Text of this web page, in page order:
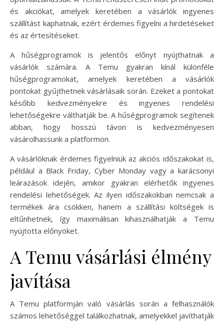
és akciókat, amelyek keretében a vásárlók ingyenes
szállítást kaphatnak, ezért érdemes figyelni a hirdetéseket
és az értesítéseket.
A hűségprogramok is jelentős előnyt nyújthatnak a
vásárlók számára. A Temu gyakran kínál különféle
hűségprogramokat, amelyek keretében a vásárlók
pontokat gyűjthetnek vásárlásaik során. Ezeket a pontokat
később kedvezményekre és ingyenes rendelési
lehetőségekre válthatják be. A hűségprogramok segítenek
abban, hogy hosszú távon is kedvezményesen
vásárolhassunk a platformon.
A vásárlóknak érdemes figyelniük az akciós időszakokat is,
például a Black Friday, Cyber Monday vagy a karácsonyi
leárazások idején, amikor gyakran elérhetők ingyenes
rendelési lehetőségek. Az ilyen időszakokban nemcsak a
termékek ára csökken, hanem a szállítási költségek is
eltűnhetnek, így maximálisan kihasználhatják a Temu
nyújtotta előnyöket.
A Temu vásárlási élmény
javítása
A Temu platformján való vásárlás során a felhasználók
számos lehetőséggel találkozhatnak, amelyekkel javíthatják